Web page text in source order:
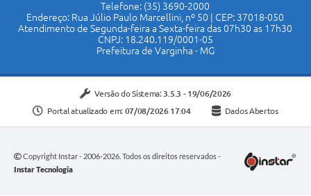
Telefone: (35) 3690-2000
Endereço: Rua Júlio Paulo Marcellini, nº 50 | CEP: 37018-050
Atendimento de Segunda-feira a Sexta-feira das 07h30 as 17h30
CNPJ: 18.240.119/0001-05
Prefeitura de Varginha - MG
Versão do Sistema: 3.5.3 - 19/06/2026
Portal atualizado em: 07/08/2026 17:04 Dados Abertos
Copyright Instar - 2006-2026. Todos os direitos reservados -
Instar Tecnologia